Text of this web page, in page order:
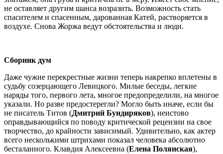
не оставляет другим шанса возразить. Возможность стать
спасителем и спасенным, дарованная Катей, растворяется в
воздухе. Снова Жоржа ведут обстоятельства и люди.
Сборник дум
Даже чужие перекрестные жизни теперь накрепко вплетены в
судьбу созерцающего Левицкого. Милые беседы, легкие
наряды того, первого лета, многое предопределили, на многое
указали. Но разве предостерегли? Могло быть иначе, если бы
не писатель Титов (Дмитрий Бундиряков), неистово
оправдывающийся по поводу критической рецензии на свое
творчество, до крайности зависимый. Удивительно, как актер
всего несколькими штрихами показал человека абсолютно
бесталанного. Клавдия Алексеевна (Елена Полянская),